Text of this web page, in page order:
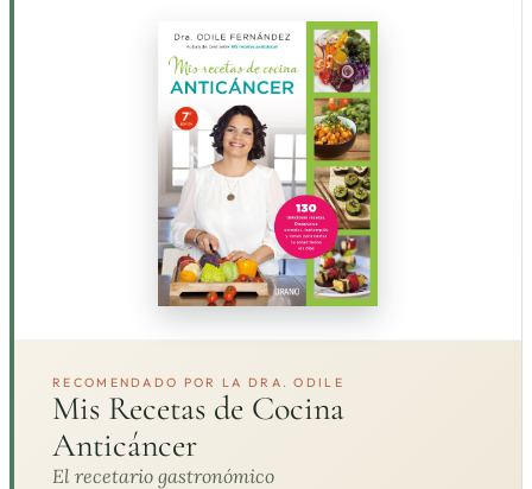
RECOMENDADO POR LA DRA. ODILE
Mis Recetas de Cocina
Anticáncer
El recetario gastronómico